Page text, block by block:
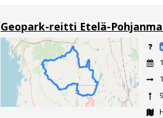
Geopark-reitti Etelä-